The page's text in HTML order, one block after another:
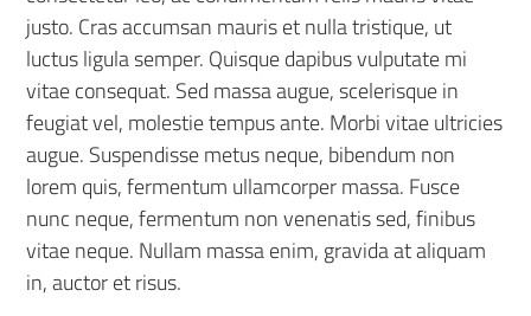
justo. Cras accumsan mauris et nulla tristique, ut
luctus ligula semper. Quisque dapibus vulputate mi
vitae consequat. Sed massa augue, scelerisque in
feugiat vel, molestie tempus ante. Morbi vitae ultricies
augue. Suspendisse metus neque, bibendum non
lorem quis, fermentum ullamcorper massa. Fusce
nunc neque, fermentum non venenatis sed, finibus
vitae neque. Nullam massa enim, gravida at aliquam
in, auctor et risus.